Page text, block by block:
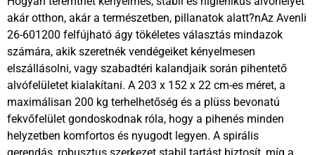
akár otthon, akár a természetben, pillanatok alatt?nAz Avenli
26-601200 felfújható ágy tökéletes választás mindazok
számára, akik szeretnék vendégeiket kényelmesen
elszállásolni, vagy szabadtéri kalandjaik során pihentető
alvófelületet kialakítani. A 203 x 152 x 22 cm-es méret, a
maximálisan 200 kg terhelhetőség és a plüss bevonatú
fekvőfelület gondoskodnak róla, hogy a pihenés minden
helyzetben komfortos és nyugodt legyen. A spirális